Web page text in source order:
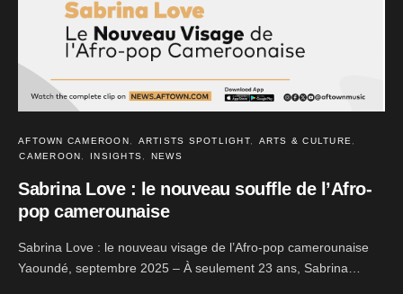
AFTOWN CAMEROON ARTISTS SPOTLIGHT
ARTS & CULTURE
CAMEROON
INSIGHTS NEWS
Sabrina Love : le nouveau souffle de l’Afro-
pop camerounaise
Sabrina Love : le nouveau visage de l’Afro-pop camerounaise
Yaoundé, septembre 2025 – À seulement 23 ans, Sabrina…